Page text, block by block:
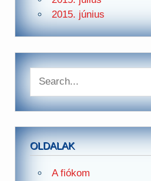
2015. június
OLDALAK
A fiókom